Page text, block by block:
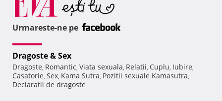
Urmareste-ne pe
Dragoste & Sex
Dragoste, Romantic, Viata sexuala, Relatii, Cuplu, Iubire,
Casatorie, Sex, Kama Sutra, Pozitii sexuale Kamasutra,
Declaratii de dragoste